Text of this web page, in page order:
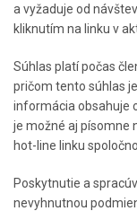
a vyžaduje od
kliknutím na linku v
Súhlas platí počas
pričom tento súhlas
informácia obsahuje
je možné aj písomne
hot-line linku
Poskytnutie a
nevyhnutnou